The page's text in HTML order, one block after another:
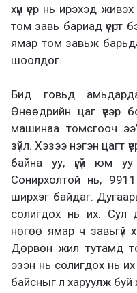
хүн үер нь ирэхэд
том завь бариад үерт
ямар том завьж
шоолдог.
Бид говьд
Өнөөдрийн цаг үеэр
машинаа томсгооч
зүйл. Хэзээ нэгэн цагт
байна уу, үгүй юм
Сонирхолтой нь,
ширхэг байдаг.
солигдох нь их. Сул
нөгөө ямар ч завьгүй
Дөрвөн жил тутамд
эзэн нь солигдох нь
байсныг л харуулж буй